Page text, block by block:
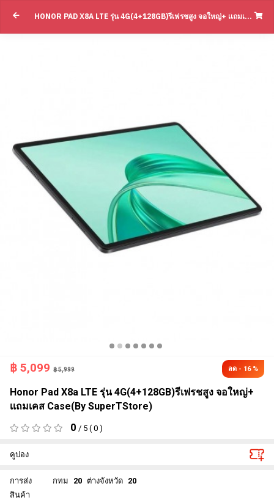
HONOR PAD X8A LTE รุ่น 4G(4+128GB)รีเฟรชสูง จอใหญ่+ เเถมเคส CASE(BY SUPERTSTORE)
฿ 5,099 ฿ 5,999 ลด - 16 %
Honor Pad X8a LTE รุ่น 4G(4+128GB)รีเฟรชสูง จอใหญ่+
เเถมเคส Case(By SuperTStore)
0 / 5 ( 0 )
คูปอง
การส่ง
สินค้า
กทม 20 ต่างจังหวัด 20